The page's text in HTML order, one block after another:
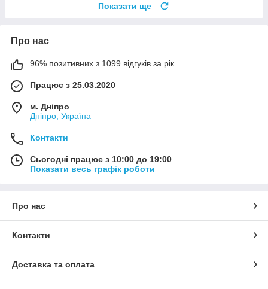
Показати ще
Про нас
96% позитивних з 1099 відгуків за рік
Працює з 25.03.2020
м. Дніпро
Дніпро, Україна
Контакти
Сьогодні працює з 10:00 до 19:00
Показати весь графік роботи
Про нас
Контакти
Доставка та оплата